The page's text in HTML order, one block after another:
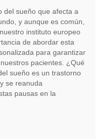
del sueño que afecta a
y aunque es común,
instituto europeo
de abordar esta
para garantizar
pacientes. ¿Qué
sueño es un trastorno
se reanuda
pausas en la